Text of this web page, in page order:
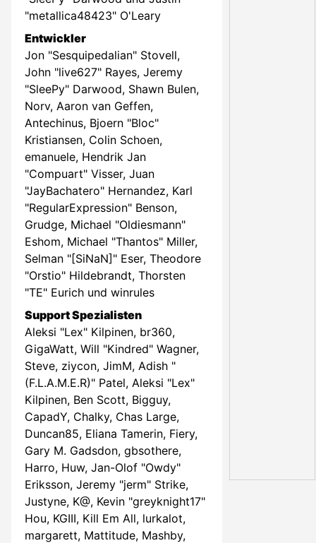
"metallica48423" O'Leary
Entwickler
Jon "Sesquipedalian" Stovell,
John "live627" Rayes, Jeremy
"SleePy" Darwood, Shawn Bulen,
Norv, Aaron van Geffen,
Antechinus, Bjoern "Bloc"
Kristiansen, Colin Schoen,
emanuele, Hendrik Jan
"Compuart" Visser, Juan
"JayBachatero" Hernandez, Karl
"RegularExpression" Benson,
Grudge, Michael "Oldiesmann"
Eshom, Michael "Thantos" Miller,
Selman "[SiNaN]" Eser, Theodore
"Orstio" Hildebrandt, Thorsten
"TE" Eurich und winrules
Support Spezialisten
Aleksi "Lex" Kilpinen, br360,
GigaWatt, Will "Kindred" Wagner,
Steve, ziycon, JimM, Adish "
(F.L.A.M.E.R)" Patel, Aleksi "Lex"
Kilpinen, Ben Scott, Bigguy,
CapadY, Chalky, Chas Large,
Duncan85, Eliana Tamerin, Fiery,
Gary M. Gadsdon, gbsothere,
Harro, Huw, Jan-Olof "Owdy"
Eriksson, Jeremy "jerm" Strike,
Justyne, K@, Kevin "greyknight17"
Hou, KGIII, Kill Em All, lurkalot,
margarett, Mattitude, Mashby,